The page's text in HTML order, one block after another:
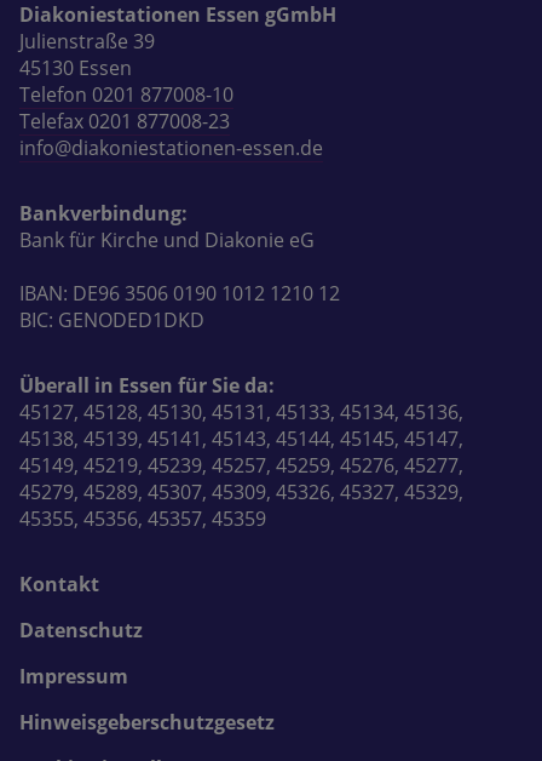
Diakoniestationen Essen gGmbH
Julienstraße 39
45130 Essen
Telefon 0201 877008-10
Telefax 0201 877008-23
info@diakoniestationen-essen.de
Bankverbindung:
Bank für Kirche und Diakonie eG
IBAN: DE96 3506 0190 1012 1210 12
BIC: GENODED1DKD
Überall in Essen für Sie da:
45127, 45128, 45130, 45131, 45133, 45134, 45136,
45138, 45139, 45141, 45143, 45144, 45145, 45147,
45149, 45219, 45239, 45257, 45259, 45276, 45277,
45279, 45289, 45307, 45309, 45326, 45327, 45329,
45355, 45356, 45357, 45359
Kontakt
Datenschutz
Impressum
Hinweisgeberschutzgesetz